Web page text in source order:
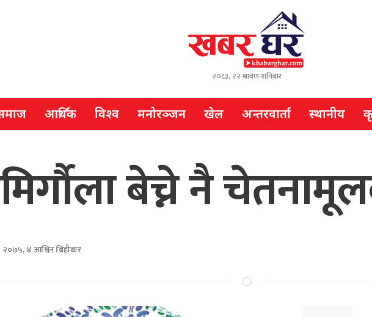
२०८३, २२ श्रावण शनिबार
आर्थिक विश्व मनोरञ्जन खेल अन्तरवार्ता स्थानीय
बेच्ने नै
२०७५, ४ आश्विन बिहीबार